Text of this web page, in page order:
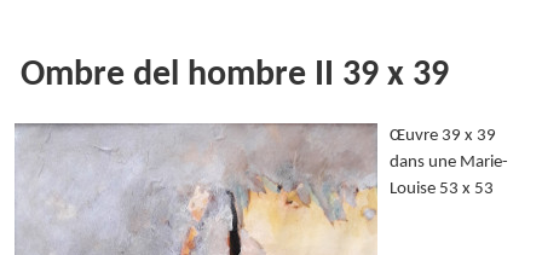
Ombre del hombre II 39 x 39
Œuvre 39 x 39
dans une Marie-
Louise 53 x 53